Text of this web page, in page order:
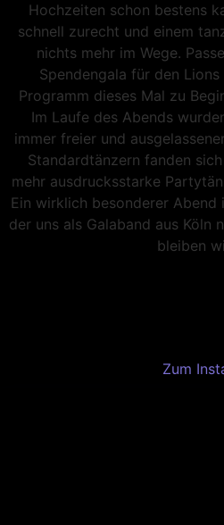
Hochzeiten schon bestens
schnell zurecht und einem
nichts mehr im Wege.
Spendengala für den
Programm dieses Mal zu
Im Laufe des Abends
immer freier und
Standardtänzern fanden
mehr ausdrucksstarke
Ein wirklich besonderer Abend
der uns als Galaband aus Köln
bleiben
Zum